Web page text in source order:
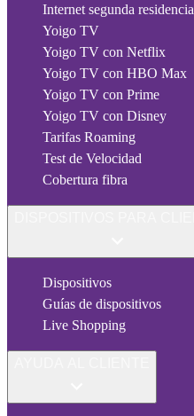
Internet segunda residencia
Yoigo TV
Yoigo TV con Netflix
Yoigo TV con HBO Max
Yoigo TV con Prime
Yoigo TV con Disney
Tarifas Roaming
Test de Velocidad
Cobertura fibra
Dispositivos
Guías de dispositivos
Live Shopping